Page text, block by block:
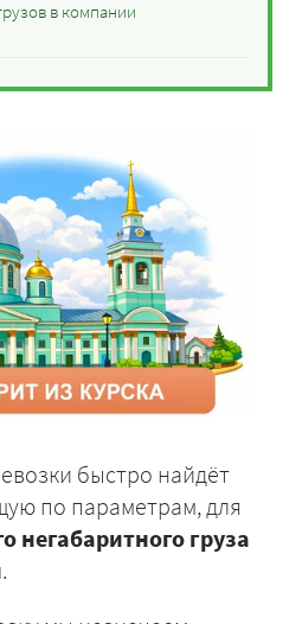
в компании
быстро найдёт
по параметрам, для
негабаритного груза
.